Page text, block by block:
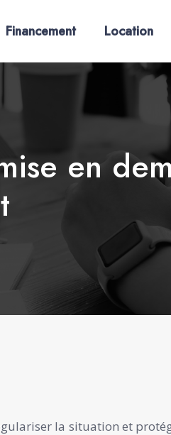
Financement Location
en
la situation et